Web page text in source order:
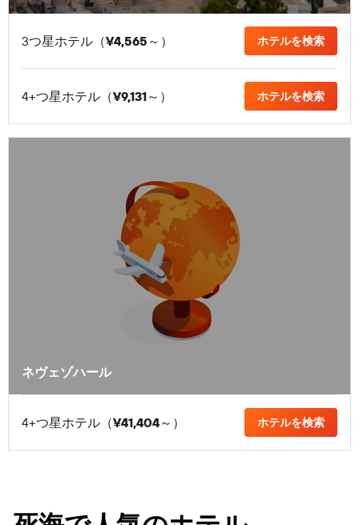
3つ星ホテル（¥4,565 ​～） ホテルを検索
4+つ星ホテル（¥9,131​～） ホテルを検索
ネヴェゾハール
4+つ星ホテル（¥41,404​～） ホテルを検索